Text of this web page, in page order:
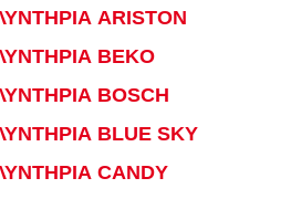
ARISTON
BEKO
BOSCH
BLUE SKY
CANDY